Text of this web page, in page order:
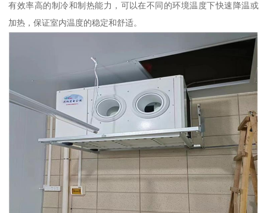
有效率高的制冷和制热能力，可以在不同的环境温度下快速降温或
加热，保证室内温度的稳定和舒适。